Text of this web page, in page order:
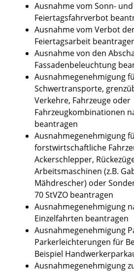
Ausnahme vom Sonn- und
Feiertagsfahrverbot
Ausnahme vom Verbot
Feiertagsarbeit
Ausnahme von den
Fassadenbeleuchtung
Ausnahmegenehmigung
Schwertransporte,
Verkehre, Fahrzeuge oder
Fahrzeugkombinationen
beantragen
Ausnahmegenehmigung
forstwirtschaftliche
Ackerschlepper,
Arbeitsmaschinen (z.B.
Mähdrescher) oder
70 StVZO beantragen
Ausnahmegenehmigung
Einzelfahrten beantragen
Ausnahmegenehmigung
Parkerleichterungen für
Beispiel
Ausnahmegenehmigung